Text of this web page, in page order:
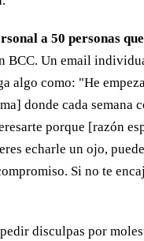
a 50 personas
BCC. Un email
algo como: "He
donde cada semana
porque [razón
echarle un ojo,
Si no te
disculpas por